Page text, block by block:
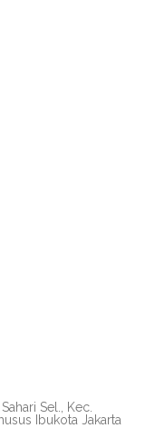
Sel., Kec.
Ibukota Jakarta